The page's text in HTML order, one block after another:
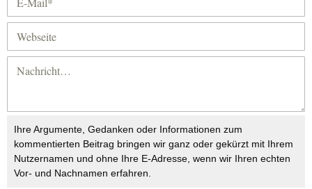
Ihre Argumente, Gedanken oder Informationen zum
kommentierten Beitrag bringen wir ganz oder gekürzt mit Ihrem
Nutzernamen und ohne Ihre E-Adresse, wenn wir Ihren echten
Vor- und Nachnamen erfahren.